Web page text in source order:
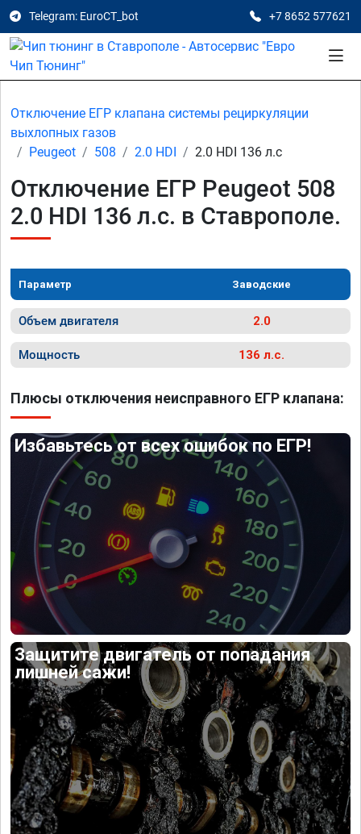
Telegram: EuroCT_bot +7 8652 577621
Отключение ЕГР клапана системы рециркуляции
выхлопных газов
Peugeot
508 2.0 HDI 2.0 HDI 136 л.с
Отключение ЕГР Peugeot 508
2.0 HDI 136 л.с. в Ставрополе.
Параметр Заводские
Объем двигателя 2.0
Мощность 136 л.с.
Плюсы отключения неисправного ЕГР клапана:
Избавьтесь от всех ошибок по ЕГР!
Защитите двигатель от попадания
лишней сажи!